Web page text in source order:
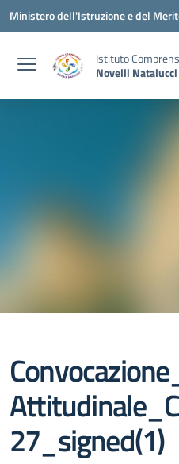
Vai ai contenuti
Vai al menu di navigazione
Vai al footer
Ministero dell'Istruzione e del
Istituto
Novelli Natalucci
27_signed(1)